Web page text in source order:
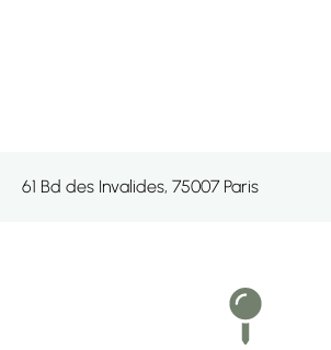
61 Bd des Invalides, 75007 Paris